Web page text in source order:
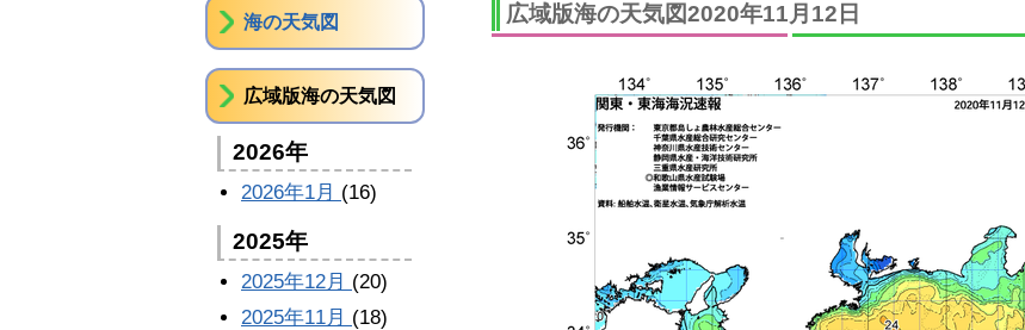
広域版海の天気図2020年11月12日
海の天気図
広域版海の天気図
2026年
2026年1月 (16)
2025年
2025年12月 (20)
2025年11月 (18)